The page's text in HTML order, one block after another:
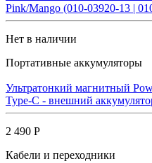
Pink/Mango (010-03920-13 |
Нет в наличии
Портативные аккумуляторы
Ультратонкий магнитный
Type-C - внешний
2 490 Р
Кабели и переходники